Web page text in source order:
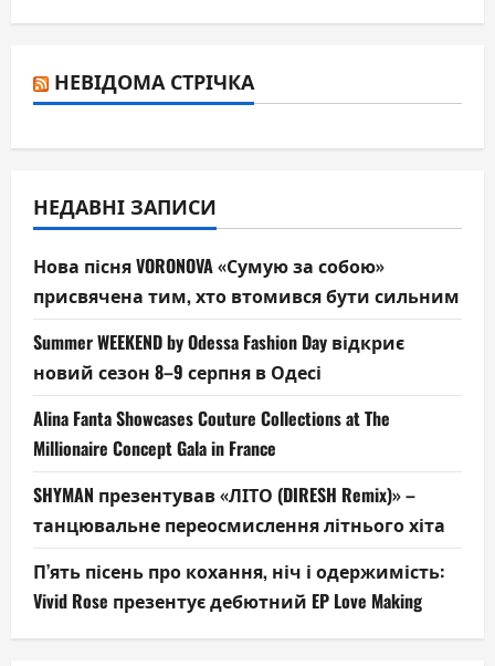
НЕВІДОМА СТРІЧКА
НЕДАВНІ ЗАПИСИ
Нова пісня VORONOVA «Сумую за собою»
присвячена тим, хто втомився бути сильним
Summer WEEKEND by Odessa Fashion Day відкриє
новий сезон 8–9 серпня в Одесі
Alina Fanta Showcases Couture Collections at The
Millionaire Concept Gala in France
SHYMAN презентував «ЛІТО (DIRESH Remix)» –
танцювальне переосмислення літнього хіта
П’ять пісень про кохання, ніч і одержимість:
Vivid Rose презентує дебютний EP Love Making